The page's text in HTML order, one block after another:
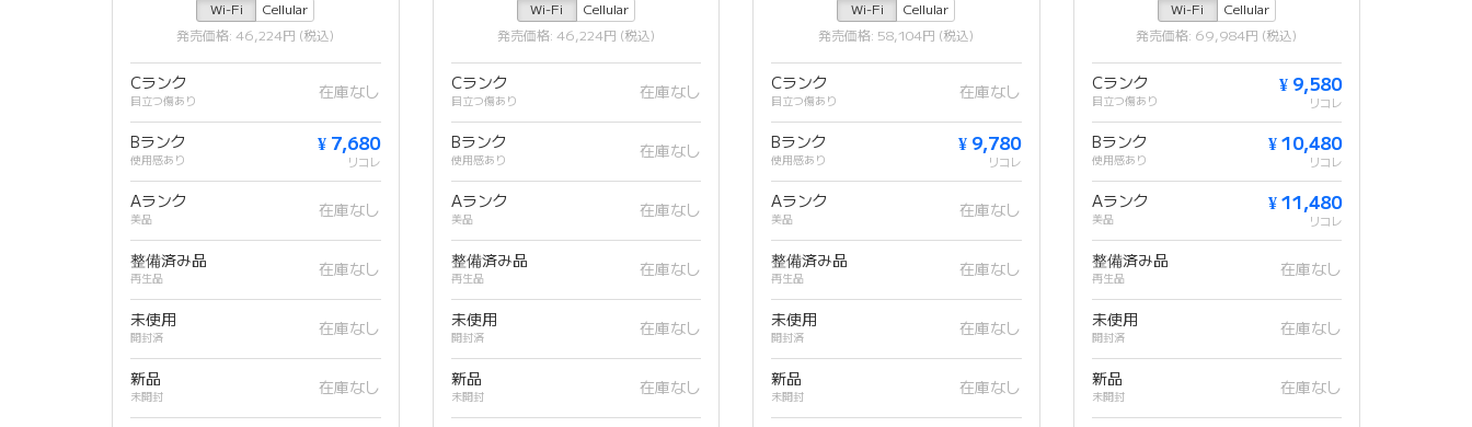
Wi-Fi
Cellular
発売価格: 46,224円 (税込)
Cランク
目立つ傷あり 在庫なし
Bランク
使用感あり
¥ 7,680
リコレ
Aランク
美品 在庫なし
整備済み品
再生品 在庫なし
未使用
開封済 在庫なし
新品
未開封 在庫なし
Wi-Fi
Cellular
発売価格: 46,224円 (税込)
Cランク
目立つ傷あり 在庫なし
Bランク
使用感あり 在庫なし
Aランク
美品 在庫なし
整備済み品
再生品 在庫なし
未使用
開封済 在庫なし
新品
未開封 在庫なし
Wi-Fi
Cellular
発売価格: 58,104円 (税込)
Cランク
目立つ傷あり 在庫なし
Bランク
使用感あり
¥ 9,780
リコレ
Aランク
美品 在庫なし
整備済み品
再生品 在庫なし
未使用
開封済 在庫なし
新品
未開封 在庫なし
Wi-Fi
Cellular
発売価格: 69,984円 (税込)
Cランク
目立つ傷あり
¥ 9,580
リコレ
Bランク
使用感あり
¥ 10,480
リコレ
Aランク
美品
¥ 11,480
リコレ
整備済み品
再生品 在庫なし
未使用
開封済 在庫なし
新品
未開封 在庫なし